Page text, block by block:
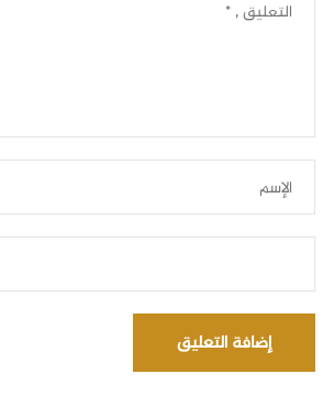
إضافة التعليق